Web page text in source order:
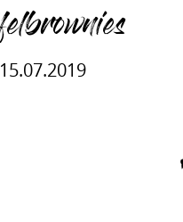
15.07.2019